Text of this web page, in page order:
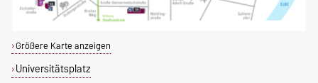
Größere Karte anzeigen
Universitätsplatz